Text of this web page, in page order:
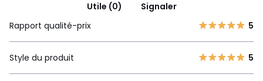
Utile (0)
Signaler
Rapport qualité-prix
5
Style du produit 5